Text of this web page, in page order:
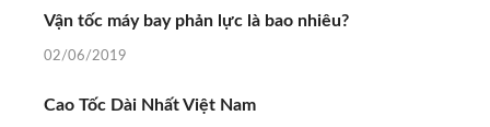
Vận tốc máy bay phản lực là bao nhiêu?
02/06/2019
Cao Tốc Dài Nhất Việt Nam